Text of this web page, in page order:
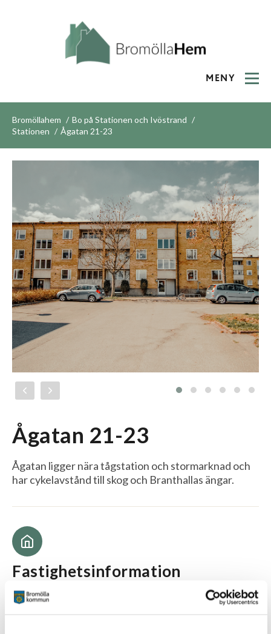
MENY
Bromöllahem
Bo på Stationen och Ivöstrand
Stationen
Ågatan 21-23
Ågatan 21-23
Ågatan ligger nära tågstation och stormarknad och
har cykelavstånd till skog och Branthallas ängar.
Fastighetsinformation
Adress:
Ågatan